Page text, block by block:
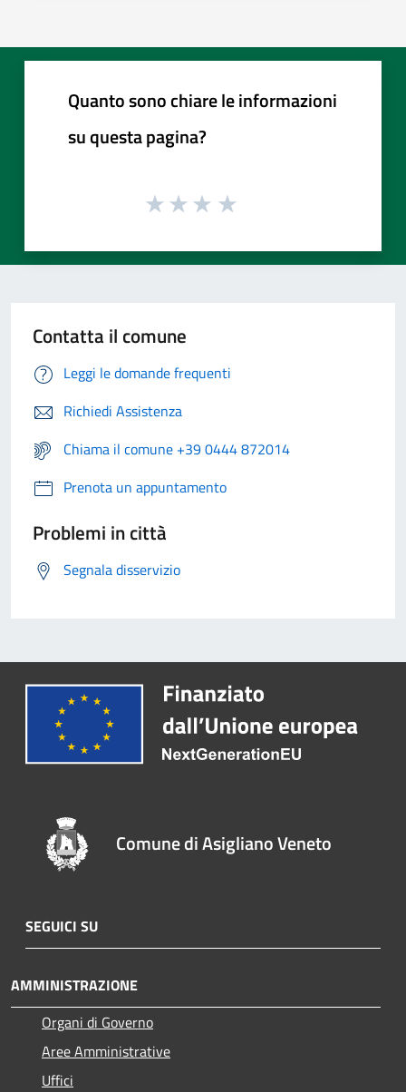
Quanto sono chiare le informazioni
su questa pagina?
Contatta il comune
Leggi le domande frequenti
Richiedi Assistenza
Chiama il comune +39 0444 872014
Prenota un appuntamento
Problemi in città
Segnala disservizio
Comune di Asigliano Veneto
SEGUICI SU
AMMINISTRAZIONE
Organi di Governo
Aree Amministrative
Uffici